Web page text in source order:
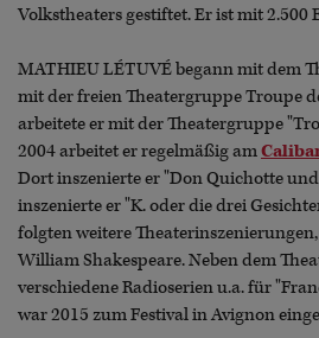
Volkstheaters gestiftet. Er ist mit 2.500
MATHIEU LÉTUVÉ begann mit dem
mit der freien Theatergruppe Troupe
arbeitete er mit der Theatergruppe
2004 arbeitet er regelmäßig am
Dort inszenierte er "Don Quichotte
inszenierte er "K. oder die drei
folgten weitere
William Shakespeare. Neben dem
verschiedene Radioserien u.a. für
war 2015 zum Festival in Avignon